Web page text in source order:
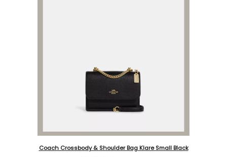
Coach Crossbody & Shoulder Bag Klare Small Black